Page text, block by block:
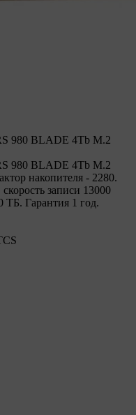
980 BLADE 4Tb M.2
980 BLADE 4Tb M.2
накопителя - 2280.
записи 13000
ТБ. Гарантия 1 год.